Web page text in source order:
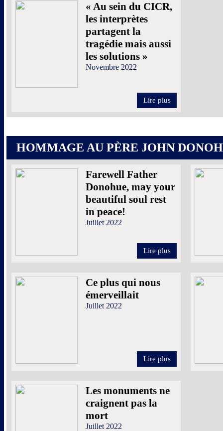
« Au sein du CICR,
les interprètes
partagent la
tragédie mais aussi
les solutions »
Novembre 2022
Lire plus
HOMMAGE AU PÈRE JOHN
Farewell Father
Donohue, may your
beautiful soul rest
in peace!
Juillet 2022
Lire plus
Ce plus qui nous
émerveillait
Juillet 2022
Lire plus
Les monuments ne
craignent pas la
mort
Juillet 2022